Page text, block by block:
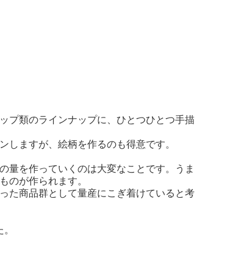
プ類のラインナップに、ひとつひとつ手描
しますが、絵柄を作るのも得意です。
量を作っていくのは大変なことです。うま
のが作られます。
た商品群として量産にこぎ着けていると考